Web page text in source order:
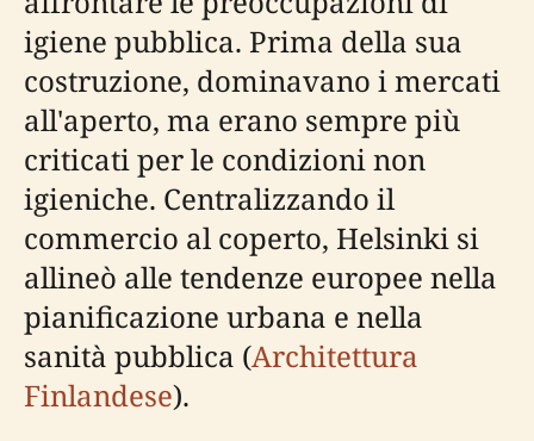
igiene pubblica. Prima della sua
costruzione, dominavano i mercati
all'aperto, ma erano sempre più
criticati per le condizioni non
igieniche. Centralizzando il
commercio al coperto, Helsinki si
allineò alle tendenze europee nella
pianificazione urbana e nella
sanità pubblica (Architettura
Finlandese).